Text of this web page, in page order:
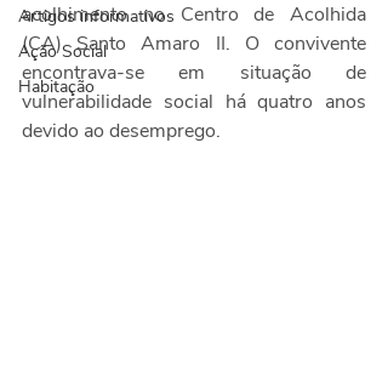
Artigos informativos
Ação Social
Habitação
acolhimento no Centro de Acolhida
(CA) Santo Amaro II. O convivente
encontrava-se em situação de
vulnerabilidade social há quatro anos
devido ao desemprego.